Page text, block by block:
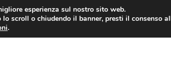
esperienza sul nostro sito web.
scroll o chiudendo il banner, presti il
.